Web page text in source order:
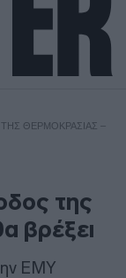
ΘΕΡΜΟΚΡΑΣΊΑΣ –
της
βρέξει
ΕΜΥ